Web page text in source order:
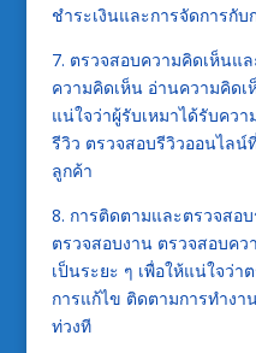
ชำระเงินและการจัดการกั
7. ตรวจสอบความคิดเห็นแล
ความคิดเห็น อ่านความคิด
แน่ใจว่าผู้รับเหมาได้รับควา
รีวิว ตรวจสอบรีวิวออนไลน์
ลูกค้า
8. การติดตามและตรวจสอ
ตรวจสอบงาน ตรวจสอบค
เป็นระยะ ๆ เพื่อให้แน่ใจว่า
การแก้ไข ติดตามการทำง
ท่วงที